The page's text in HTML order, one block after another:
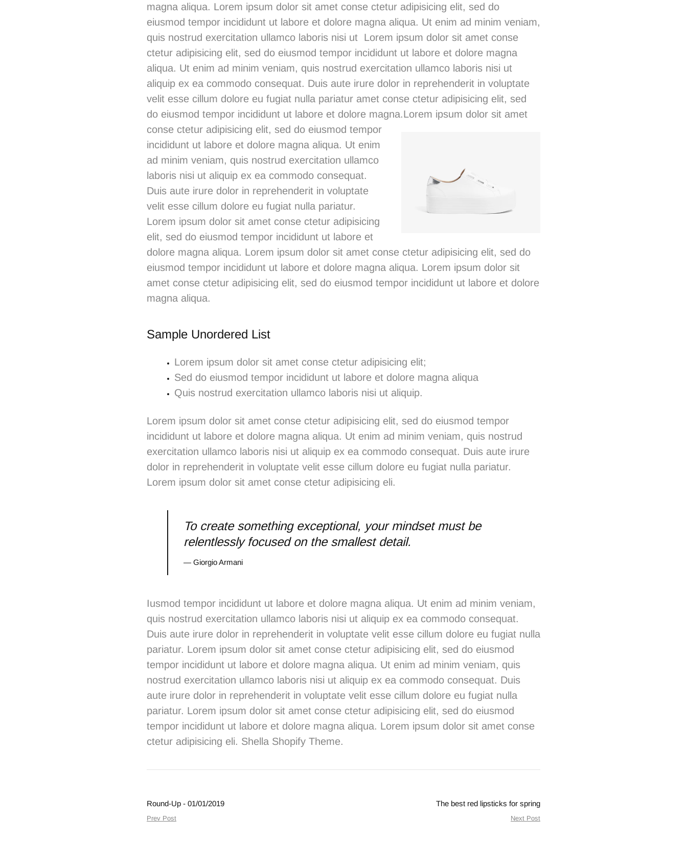
magna aliqua. Lorem ipsum dolor sit amet conse ctetur adipisicing elit, sed do
eiusmod tempor incididunt ut labore et dolore magna aliqua. Ut enim ad minim veniam,
quis nostrud exercitation ullamco laboris nisi ut Lorem ipsum dolor sit amet conse
ctetur adipisicing elit, sed do eiusmod tempor incididunt ut labore et dolore magna
aliqua. Ut enim ad minim veniam, quis nostrud exercitation ullamco laboris nisi ut
aliquip ex ea commodo consequat. Duis aute irure dolor in reprehenderit in voluptate
velit esse cillum dolore eu fugiat nulla pariatur amet conse ctetur adipisicing elit, sed
do eiusmod tempor incididunt ut labore et dolore magna.Lorem ipsum dolor sit amet
conse ctetur adipisicing elit, sed do eiusmod tempor
incididunt ut labore et dolore magna aliqua. Ut enim
ad minim veniam, quis nostrud exercitation ullamco
laboris nisi ut aliquip ex ea commodo consequat.
Duis aute irure dolor in reprehenderit in voluptate
velit esse cillum dolore eu fugiat nulla pariatur.
Lorem ipsum dolor sit amet conse ctetur adipisicing
elit, sed do eiusmod tempor incididunt ut labore et
dolore magna aliqua. Lorem ipsum dolor sit amet conse ctetur adipisicing elit, sed do
eiusmod tempor incididunt ut labore et dolore magna aliqua. Lorem ipsum dolor sit
amet conse ctetur adipisicing elit, sed do eiusmod tempor incididunt ut labore et dolore
magna aliqua.
Sample Unordered List
Lorem ipsum dolor sit amet conse ctetur adipisicing elit;
Sed do eiusmod tempor incididunt ut labore et dolore magna aliqua
Quis nostrud exercitation ullamco laboris nisi ut aliquip.
Lorem ipsum dolor sit amet conse ctetur adipisicing elit, sed do eiusmod tempor
incididunt ut labore et dolore magna aliqua. Ut enim ad minim veniam, quis nostrud
exercitation ullamco laboris nisi ut aliquip ex ea commodo consequat. Duis aute irure
dolor in reprehenderit in voluptate velit esse cillum dolore eu fugiat nulla pariatur.
Lorem ipsum dolor sit amet conse ctetur adipisicing eli.
To create something exceptional, your mindset must be
relentlessly focused on the smallest detail.
— Giorgio Armani
Iusmod tempor incididunt ut labore et dolore magna aliqua. Ut enim ad minim veniam,
quis nostrud exercitation ullamco laboris nisi ut aliquip ex ea commodo consequat.
Duis aute irure dolor in reprehenderit in voluptate velit esse cillum dolore eu fugiat nulla
pariatur. Lorem ipsum dolor sit amet conse ctetur adipisicing elit, sed do eiusmod
tempor incididunt ut labore et dolore magna aliqua. Ut enim ad minim veniam, quis
nostrud exercitation ullamco laboris nisi ut aliquip ex ea commodo consequat. Duis
aute irure dolor in reprehenderit in voluptate velit esse cillum dolore eu fugiat nulla
pariatur. Lorem ipsum dolor sit amet conse ctetur adipisicing elit, sed do eiusmod
tempor incididunt ut labore et dolore magna aliqua. Lorem ipsum dolor sit amet conse
ctetur adipisicing eli. Shella Shopify Theme.
Round-Up - 01/01/2019
Prev Post
The best red lipsticks for spring
Next Post